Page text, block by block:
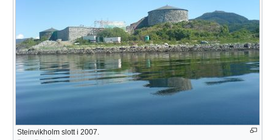
Steinvikholm slott i 2007.